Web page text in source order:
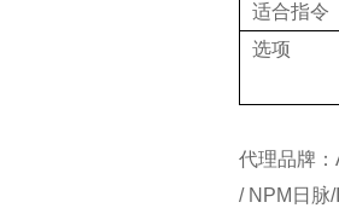
适合指令
选项
代理品牌
/ NPM日脉